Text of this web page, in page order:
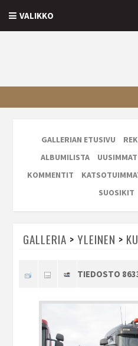
VALIKKO
GALLERIAN ETUSIVU
ALBUMILISTA
KOMMENTIT
SUOSIKIT
GALLERIA > YLEINEN >
TIEDOSTO